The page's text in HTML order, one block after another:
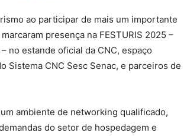
ao participar de mais um importante
presença na FESTURIS 2025 –
no estande oficial da CNC, espaço
CNC Sesc Senac, e parceiros de
ambiente de networking qualificado,
do setor de hospedagem e